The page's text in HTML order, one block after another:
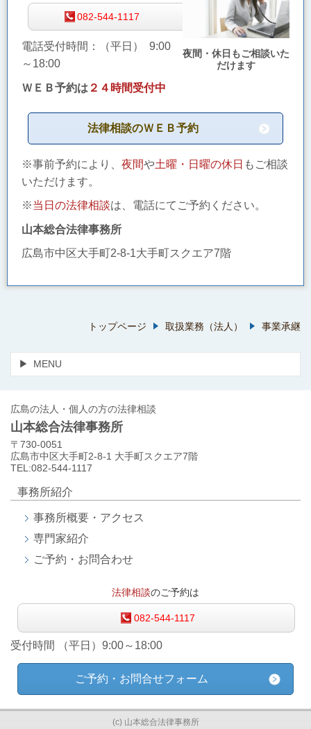
夜間・休日もご相談いた
だけます
082-544-1117
電話受付時間：（平日） 9:00
～18:00
ＷＥＢ予約は ２４時間受付中
法律相談のＷＥＢ予約
※事前予約により、 夜間や土曜・日曜の休日 もご相談
いただけます。
※当日の法律相談は、電話にてご予約ください。
山本総合法律事務所
広島市中区大手町2-8-1大手町スクエア7階
トップページ 取扱業務（法人） 事業承継
MENU
広島の法人・個人の方の法律相談
山本総合法律事務所
〒730-0051
広島市中区大手町2-8-1 大手町スクエア7階
TEL:082-544-1117
事務所紹介
事務所概要・アクセス
専門家紹介
ご予約・お問合わせ
法律相談のご予約は
082-544-1117
受付時間 （平日）9:00～18:00
ご予約・お問合せフォーム
(c) 山本総合法律事務所